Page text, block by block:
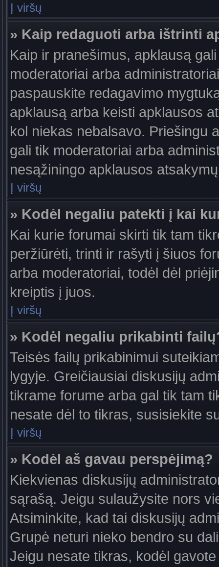
Į viršų
» Kaip redaguoti arba ištrinti
Kaip ir pranešimus, apklausą
moderatoriai arba
paspauskite redagavimo
apklausą arba keisti apklausos
kol niekas nebalsavo. Priešingu
gali tik moderatoriai arba
nesąžiningo apklausos
Į viršų
» Kodėl negaliu patekti į kai
Kai kurie forumai skirti tik tam
peržiūrėti, trinti ir rašyti į šiuos
arba moderatoriai, todėl dėl
kreiptis į juos.
Į viršų
» Kodėl negaliu prikabinti
Teisės failų prikabinimui
lygyje. Greičiausiai diskusijų
tikrame forume arba gal tik tam
nesate dėl to tikras, susisiekite
Į viršų
» Kodėl aš gavau perspėjimą?
Kiekvienas diskusijų
sąrašą. Jeigu sulaužysite nors
Atsiminkite, kad tai diskusijų
Grupė neturi nieko bendro su
Jeigu nesate tikras, kodėl